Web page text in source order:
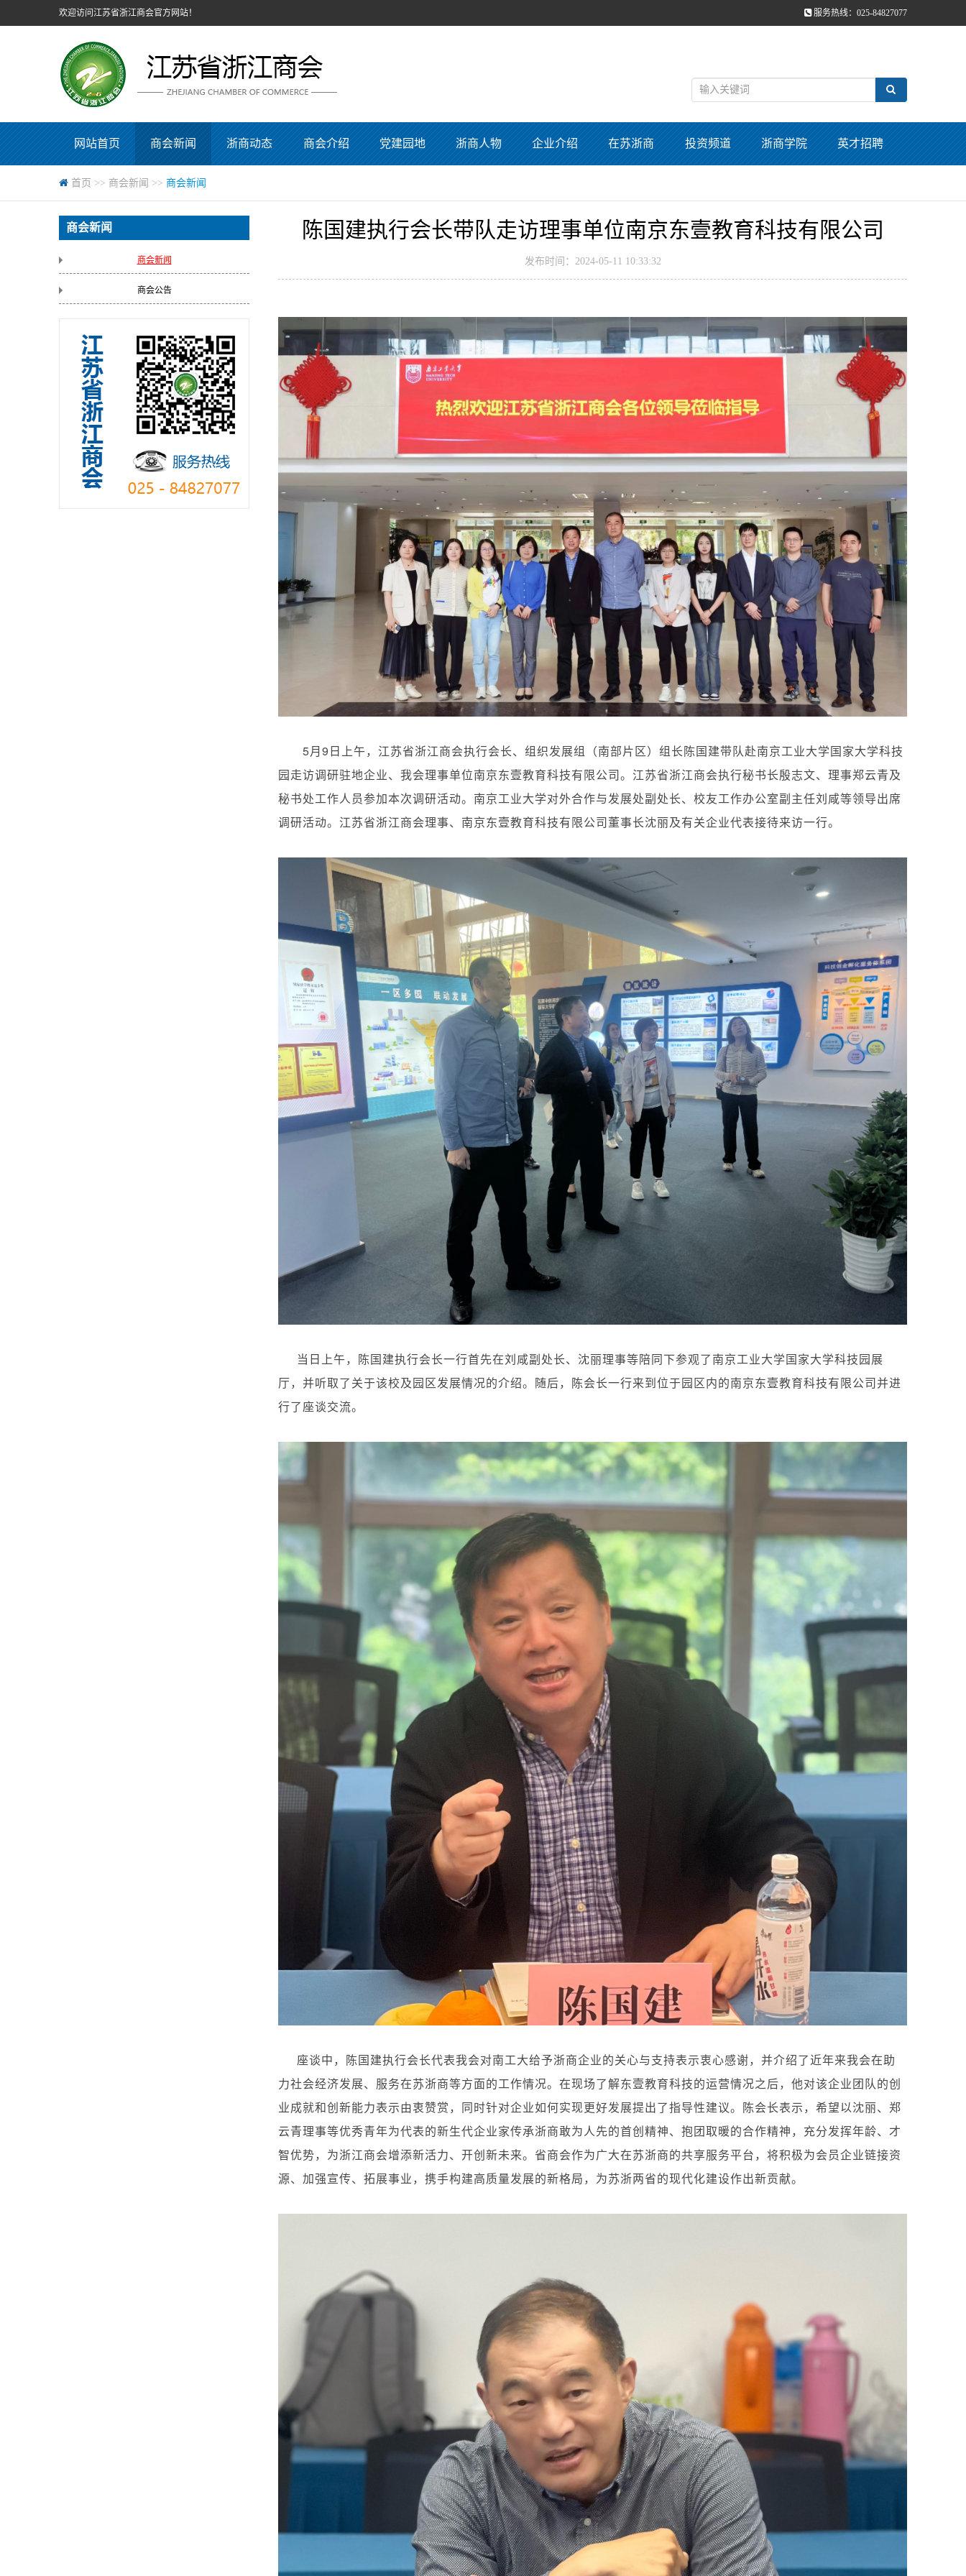
服务热线：025-84827077
欢迎访问江苏省浙江商会官方网站！
网站首页 商会新闻 浙商动态 商会介绍 党建园地 浙商人物 企业介绍 在苏浙商 投资频道 浙商学院 英才招聘
首页 >> 商会新闻 >> 商会新闻
商会新闻
商会新闻
商会公告
陈国建执行会长带队走访理事单位南京东壹教育科技有限公司
发布时间：2024-05-11 10:33:32
5月9日上午，江苏省浙江商会执行会长、组织发展组（南部片区）组长陈国建带队赴南京工业大学国家大学科技
园走访调研驻地企业、我会理事单位南京东壹教育科技有限公司。江苏省浙江商会执行秘书长殷志文、理事郑云青及
秘书处工作人员参加本次调研活动。南京工业大学对外合作与发展处副处长、校友工作办公室副主任刘咸等领导出席
调研活动。江苏省浙江商会理事、南京东壹教育科技有限公司董事长沈丽及有关企业代表接待来访一行。
当日上午，陈国建执行会长一行首先在刘咸副处长、沈丽理事等陪同下参观了南京工业大学国家大学科技园展
厅，并听取了关于该校及园区发展情况的介绍。随后，陈会长一行来到位于园区内的南京东壹教育科技有限公司并进
行了座谈交流。
座谈中，陈国建执行会长代表我会对南工大给予浙商企业的关心与支持表示衷心感谢，并介绍了近年来我会在助
力社会经济发展、服务在苏浙商等方面的工作情况。在现场了解东壹教育科技的运营情况之后，他对该企业团队的创
业成就和创新能力表示由衷赞赏，同时针对企业如何实现更好发展提出了指导性建议。 陈会长表示，希望以沈丽、郑
云青理事等优秀青年为代表的新生代企业家传承浙商敢为人先的首创精神、抱团取暖的合作精神，充分发挥年龄、才
智优势，为浙江商会增添新活力、开创新未来。省商会作为广大在苏浙商的共享服务平台，将积极为会员企业链接资
源、加强宣传、拓展事业，携手构建高质量发展的新格局，为苏浙两省的现代化建设作出新贡献。